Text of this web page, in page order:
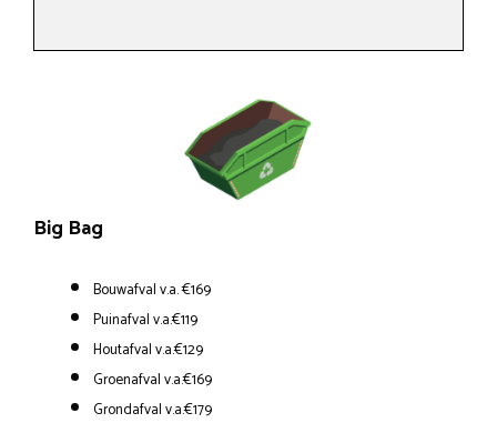
Big Bag
Bouwafval v.a. €169
Puinafval v.a.€119
Houtafval v.a.€129
Groenafval v.a.€169
Grondafval v.a.€179